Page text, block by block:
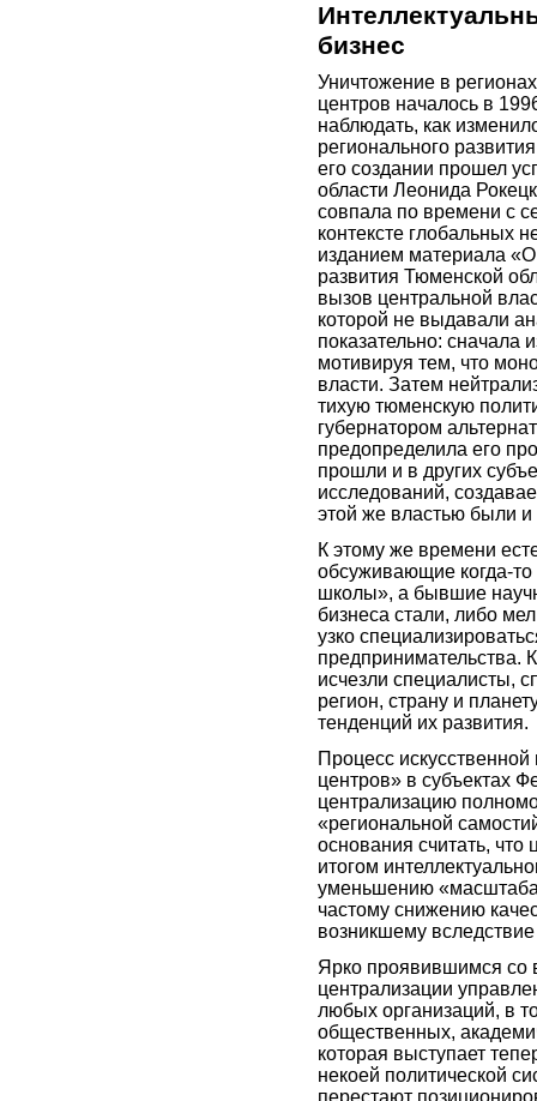
бизнес
Уничтожение в
центров началось в
наблюдать, как
регионального
его создании прошел
области Леонида
совпала по времени с
контексте глобальных
изданием материала
развития Тюменской
вызов центральной
которой не выдавали
показательно: сначала
мотивируя тем, что
власти. Затем
тихую тюменскую
губернатором
предопределила его
прошли и в других
исследований,
этой же властью были
К этому же времени
обсуживающие когда-
школы», а бывшие
бизнеса стали, либо
узко
предпринимательства.
исчезли специалисты,
регион, страну и
тенденций их развития.
Процесс
центров» в субъектах
централизацию
«региональной
основания считать,
итогом
уменьшению «масштаба
частому снижению
возникшему
Ярко проявившимся со
централизации
любых организаций, в
общественных,
которая выступает
некоей политической
перестают